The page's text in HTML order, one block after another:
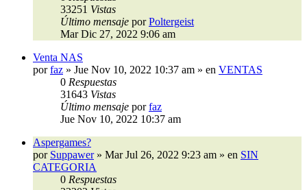
33251 Vistas
Último mensaje porPoltergeist
Mar Dic 27, 2022 9:06 am
Venta NAS
porfaz » Jue Nov 10, 2022 10:37 am » en VENTAS
0 Respuestas
31643 Vistas
Último mensaje porfaz
Jue Nov 10, 2022 10:37 am
Aspergames?
por Suppawer» Mar Jul 26, 2022 9:23 am » en SIN
CATEGORIA
0 Respuestas